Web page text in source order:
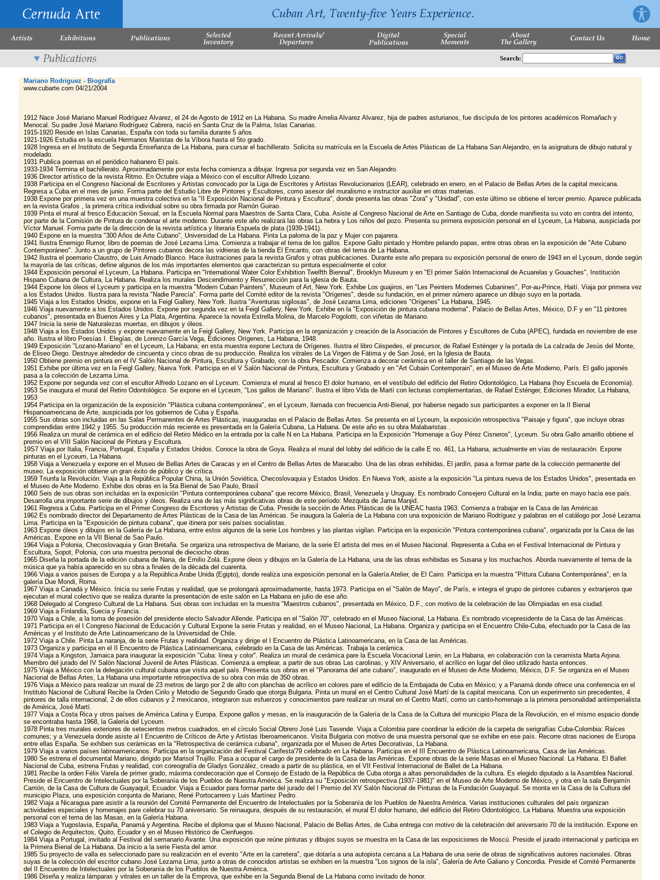
Search:
Mariano Rodriguez - Biografía
www.cubarte.com 04/21/2004
1912 Nace José Mariano Manuel Rodríguez Alvarez, el 24 de Agosto de 1912 en La Habana. Su madre Amelia Alvarez Alvarez, hija de padres asturianos, fue discípula de los pintores académicos Romañach y
Menocal. Su padre José Mariano Rodríguez Cabrera, nació en Santa Cruz de la Palma, Islas Canarias.
1915-1920 Reside en Islas Canarias, España con toda su familia durante 5 años
1921-1926 Estudia en la escuela Hermanos Maristas de la Víbora hasta el 5to grado.
1928 Ingresa en el Instituto de Segunda Enseñanza de La Habana, para cursar el bachillerato. Solicita su matrícula en la Escuela de Artes Plásticas de La Habana San Alejandro, en la asignatura de dibujo natural y
modelado.
1931 Publica poemas en el periódico habanero El país.
1933-1934 Termina el bachillerato. Aproximadamente por esta fecha comienza a dibujar. Ingresa por segunda vez en San Alejandro.
1936 Director artístico de la revista Ritmo. En Octubre viaja a México con el escultor Alfredo Lozano.
1938 Participa en el Congreso Nacional de Escritores y Artistas convocado por la Liga de Escritores y Artistas Revolucionarios (LEAR), celebrado en enero, en el Palacio de Bellas Artes de la capital mexicana.
Regresa a Cuba en el mes de junio. Forma parte del Estudio Libre de Pintores y Escultores, como asesor del muralismo e instructor auxiliar en otras materias.
1938 Expone por primera vez en una muestra colectiva en la "II Exposición Nacional de Pintura y Escultura", donde presenta las obras "Zora" y "Unidad", con este último se obtiene el tercer premio. Aparece publicada
en la revista Grafos , la primera crítica individual sobre su obra firmada por Ramón Guirao.
1939 Pinta el mural al fresco Educación Sexual, en la Escuela Normal para Maestros de Santa Clara, Cuba. Asiste al Congreso Nacional de Arte en Santiago de Cuba, donde manifiesta su voto en contra del intento,
por parte de la Comisión de Pintura de condenar el arte moderno. Durante este año realizará las obras La hebra y Los niños del pozo. Presenta su primera exposición personal en el Lyceum, La Habana, auspiciada por
Víctor Manuel. Forma parte de la dirección de la revista artística y literaria Espuela de plata (1939-1941).
1940 Expone en la muestra "300 Años de Arte Cubano", Universidad de La Habana. Pinta La paloma de la paz y Mujer con pajarera.
1941 Ilustra Enemigo Rumor, libro de poemas de José Lezama Lima. Comienza a trabajar el tema de los gallos. Expone Gallo pintado y Hombre pelando papas, entre otras obras en la exposición de "Arte Cubano
Contemporáneo". Junto a un grupo de Pintores cubanos decora las vidrieras de la tienda El Encanto, con obras del tema de La Habana.
1942 Ilustra el poemario Claustro, de Luis Amado Blanco. Hace ilustraciones para la revista Grafos y otras publicaciones. Durante este año prepara su exposición personal de enero de 1943 en el Lyceum, donde según
la mayoría de las críticas, define algunos de los más importantes elementos que caracterizan su pintura especialmente el color.
1944 Exposición personal el Lyceum, La Habana. Participa en "International Water Color Exhibition Twelfth Biennal", Brooklyn Museum y en "El primer Salón Internacional de Acuarelas y Gouaches", Institución
Hispano Cubana de Cultura, La Habana. Realiza los murales Descendimiento y Resurrección para la iglesia de Bauta.
1944 Expone los óleos el Lyceum y participa en la muestra "Modern Cuban Painters", Museum of Art, New York. Exhibe Los guajiros, en "Les Peinters Modernes Cubanines", Por-au-Prince, Haití. Viaja por primera vez
a los Estados Unidos. Ilustra para la revista "Nadie Parecía". Forma parte del Comité editor de la revista "Orígenes", desde su fundación, en el primer número aparece un dibujo suyo en la portada.
1945 Viaja a los Estados Unidos, expone en la Feigl Gallery, New York. Ilustra "Aventuras sigilosas", de José Lezama Lima, ediciones "Orígenes" La Habana, 1945.
1946 Viaja nuevamente a los Estados Unidos. Expone por segunda vez en la Feigl Gallery, New York. Exhibe en la "Exposición de pintura cubana moderna", Palacio de Bellas Artes, México, D.F y en "11 pintores
cubanos", presentada en Buenos Aires y La Plata, Argentina. Aparece la novela Estrella Molina, de Marcelo Pogolotti, con viñetas de Mariano.
1947 Inicia la serie de Naturalezas muertas, en dibujos y óleos.
1948 Viaja a los Estados Unidos y expone nuevamente en la Feigl Gallery, New York. Participa en la organización y creación de la Asociación de Pintores y Escultores de Cuba (APEC), fundada en noviembre de ese
año. Ilustra el libro Poesías I. Elegías, de Lorenzo García Vega, Ediciones Orígenes, La Habana, 1948.
1949 Exposición "Lozano-Mariano" en el Lyceum, La Habana; en esta muestra expone Lectura de Orígenes. Ilustra el libro Céspedes, el precursor, de Rafael Esténger y la portada de La calzada de Jesús del Monte,
de Eliseo Diego. Destruye alrededor de cincuenta y cinco obras de su producción. Realiza los vitrales de La Virgen de Fátima y de San José, en la Iglesia de Bauta.
1950 Obtiene premio en pintura en el IV Salón Nacional de Pintura, Escultura y Grabado, con la obra Pescador. Comienza a decorar cerámica en el taller de Santiago de las Vegas.
1951 Exhibe por última vez en la Feigl Gallery, Nueva York. Participa en el V Salón Nacional de Pintura, Escultura y Grabado y en "Art Cubain Contemporain", en el Museo de Arte Moderno, París. El gallo japonés
pasa a la colección de Lezama Lima.
1952 Expone por segunda vez con el escultor Alfredo Lozano en el Lyceum. Comienza el mural al fresco El dolor humano, en el vestíbulo del edificio del Retiro Odontológico, La Habana (hoy Escuela de Economía).
1953 Se inaugura el mural del Retiro Odontológico. Se expone en el Lyceum, "Los gallos de Mariano". Ilustra el libro Vida de Martí con lecturas complementarias, de Rafael Esténger, Ediciones Mirador, La Habana,
1953
1954 Participa en la organización de la exposición "Plástica cubana contemporánea", en el Lyceum, llamada con frecuencia Anti-Bienal, por haberse negado sus participantes a exponer en la II Bienal
Hispanoamericana de Arte, auspiciada por los gobiernos de Cuba y España.
1955 Sus obras son incluidas en las Salas Permanentes de Artes Plásticas, inauguradas en el Palacio de Bellas Artes. Se presenta en el Lyceum, la exposición retrospectiva "Paisaje y figura", que incluye obras
comprendidas entre 1942 y 1955. Su producción más reciente es presentada en la Galería Cubana, La Habana. De este año es su obra Malabaristas .
1956 Realiza un mural de cerámica en el edificio del Retiro Médico en la entrada por la calle N en La Habana. Participa en la Exposición "Homenaje a Guy Pérez Cisneros", Lyceum. Su obra Gallo amarillo obtiene el
premio en el VIII Salón Nacional de Pintura y Escultura.
19S7 Viaja por Italia, Francia, Portugal, España y Estados Unidos. Conoce la obra de Goya. Realiza el mural del lobby del edificio de la calle E no. 461, La Habana, actualmente en vías de restauración. Expone
pinturas en el Lyceum, La Habana.
1958 Viaja a Venezuela y expone en el Museo de Bellas Artes de Caracas y en el Centro de Bellas Artes de Maracaibo. Una de las obras exhibidas, El jardín, pasa a formar parte de la colección permanente del
museo. La exposición obtiene un gran éxito de público y de crítica.
1959 Triunfa la Revolución. Viaja a la República Popular China, la Unión Soviética, Checoslovaquia y Estados Unidos. En Nueva York, asiste a la exposición "La pintura nueva de los Estados Unidos", presentada en
el Museo de Arte Moderno. Exhibe dos obras en la 5ta Bienal de Sao Paulo, Brasil
1960 Seis de sus obras son incluidas en la exposición "Pintura contemporánea cubana" que recorre México, Brasil, Venezuela y Uruguay. Es nombrado Consejero Cultural en la India; parte en mayo hacia ese país.
Desarrolla una importante serie de dibujos y óleos. Realiza una de las más significativas obras de este período: Mezquita de Jama Manjid.
1961 Regresa a Cuba. Participa en el Primer Congreso de Escritores y Artistas de Cuba. Preside la sección de Artes Plásticas de la UNEAC hasta 1963. Comienza a trabajar en la Casa de las Américas
1962 Es nombrado director del Departamento de Artes Plásticas de la Casa de las Américas. Se inaugura la Galería de La Habana con una exposición de Mariano Rodríguez y palabras en el catálogo por José Lezama
Lima. Participa en la "Exposición de pintura cubana", que itinera por seis países socialistas.
1963 Expone óleos y dibujos en la Galería de La Habana, entre estos algunos de la serie Los hombres y las plantas vigilan. Participa en la exposición "Pintura contemporánea cubana", organizada por la Casa de las
Américas. Expone en la VII Bienal de Sao Paulo.
1964 Viaja a Polonia, Checoslovaquia y Gran Bretaña. Se organiza una retrospectiva de Mariano, de la serie El artista del mes en el Museo Nacional. Representa a Cuba en el Festival Internacional de Pintura y
Escultura, Sopot, Polonia, con una muestra personal de dieciocho obras.
1965 Diseña la portada de la edición cubana de Nana, de Emilio Zolá. Expone óleos y dibujos en la Galería de La Habana, una de las obras exhibidas es Susana y los muchachos. Aborda nuevamente el tema de la
música que ya había aparecido en su obra a finales de la década del cuarenta.
1966 Viaja a varios países de Europa y a la República Arabe Unida (Egipto), donde realiza una exposición personal en la Galería Atelier, de El Cairo. Participa en la muestra "Pittura Cubana Contemporánea", en la
galería Due Mondi, Roma.
1967 Viaja a Canadá y México. Inicia su serie Frutas y realidad, que se prolongará aproximadamente, hasta 1973. Participa en el "Salón de Mayo", de París, e integra el grupo de pintores cubanos y extranjeros que
ejecutan el mural colectivo que se realiza durante la presentación de este salón en La Habana en julio de ese año.
1968 Delegado al Congreso Cultural de La Habana. Sus obras son incluidas en la muestra "Maestros cubanos", presentada en México, D.F., con motivo de la celebración de las Olimpiadas en esa ciudad.
1969 Viaja a Finlandia, Suecia y Francia.
1970 Viaja a Chile, a la toma de posesión del presidente electo Salvador Allende. Participa en el "Salón 70", celebrado en el Museo Nacional, La Habana. Es nombrado vicepresidente de la Casa de las Américas.
1971 Participa en el I Congreso Nacional de Educación y Cultural Expone la serie Frutas y realidad, en el Museo Nacional, La Habana. Organiza y participa en el Encuentro Chile-Cuba, efectuado por la Casa de las
Américas y el Instituto de Arte Latinoamericano de la Universidad de Chile.
1972 Viaja a Chile. Pinta La naranja, de la serie Frutas y realidad. Organiza y dirige el I Encuentro de Plástica Latinoamericana, en la Casa de las Américas.
1973 Organiza y participa en el II Encuentro de Plástica Latinoamericana, celebrado en la Casa de las Américas. Trabaja la cerámica.
1974 Viaja a Kingston, Jamaica para inaugurar la exposición "Cuba: línea y color". Realiza un mural de cerámica pare la Escuela Vocacional Lenin, en La Habana, en colaboración con la ceramista Marta Arjona.
Miembro del jurado del IV Salón Nacional Juvenil de Artes Plásticas. Comienza a emplear, a partir de sus obras Las carolinas, y XIV Aniversario, el acrílico en lugar del óleo utilizado hasta entonces.
1975 Viaja a México con la delegación cultural cubana que visita aquel país. Presenta sus obras en el "Panorama del arte cubano", inaugurado en el Museo de Arte Moderno, México, D.F. Se organiza en el Museo
Nacional de Bellas Artes, La Habana una importante retrospectiva de su obra con más de 350 obras.
1976 Viaja a México para realizar un mural de 23 metros de largo por 2 de alto con planchas de acrílico en colores pare el edificio de la Embajada de Cuba en México; y a Panamá donde ofrece una conferencia en el
Instituto Nacional de Cultural Recibe la Orden Cirilo y Metodio de Segundo Grado que otorga Bulgaria. Pinta un mural en el Centro Cultural José Martí de la capital mexicana. Con un experimento sin precedentes, 4
pintores de talla internacional, 2 de ellos cubanos y 2 mexicanos, integraron sus esfuerzos y conocimientos pare realizar un mural en el Centro Martí, como un canto-homenaje a la primera personalidad antiimperialista
de América, José Martí.
1977 Viaja a Costa Rica y otros países de América Latina y Europa. Expone gallos y mesas, en la inauguración de la Galería de la Casa de la Cultura del municipio Plaza de la Revolución, en el mismo espacio donde
se encontraba hasta 1968, la Galería del Lyceum.
1978 Pinta tres murales exteriores de setecientos metros cuadrados, en el círculo Social Obrero José Luis Tasende. Viaja a Colombia pare coordinar la edición de la carpeta de serigrafías Cuba-Colombia: Raíces
comunes; y a Venezuela donde asiste al I Encuentro de Críticos de Arte y Artistas Iberoamericanos. Visita Bulgaria con motivo de una muestra personal que se exhibe en ese país. Recorre otras naciones de Europa
entre ellas España. Se exhiben sus cerámicas en la "Retrospectiva de cerámica cubana", organizada por el Museo de Artes Decorativas, La Habana.
1979 Viaja a varios países latinoamericanos. Participa en la organización del Festival Carifesta'79 celebrado en La Habana. Participa en el III Encuentro de Plástica Latinoamericana, Casa de las Américas.
1980 Se estrena el documental Mariano, dirigido por Marisol Trujillo. Pasa a ocupar el cargo de presidente de la Casa de las Américas. Expone obras de la serie Masas en el Museo Nacional. La Habana. El Ballet
Nacional de Cuba, estrena Frutas y realidad, con coreografía de Gladys González, creado a partir de su plástica, en el VII Festival Internacional de Ballet de La Habana.
1981 Recibe la orden Félix Varela de primer grado, máxima condecoración que el Consejo de Estado de la República de Cuba otorga a altas personalidades de la cultura. Es elegido diputado a la Asamblea Nacional.
Preside el Encuentro de Intelectuales por la Soberanía de los Pueblos de Nuestra América. Se realiza su "Exposición retrospectiva (1937-1981)" en el Museo de Arte Moderno de México, y otra en la sala Benjamín
Carrión, de la Casa de Cultura de Guayaquil, Ecuador. Viaja a Ecuador para formar parte del jurado del I Premio del XV Salón Nacional de Pinturas de la Fundación Guayaquil. Se monta en la Casa de la Cultura del
municipio Plaza, una exposición conjunta de Mariano, René Portocarrero y Luis Martínez Pedro.
1982 Viaja a Nicaragua pare asistir a la reunión del Comité Permanente del Encuentro de Intelectuales por la Soberanía de los Pueblos de Nuestra América. Varias instituciones culturales del país organizan
actividades especiales y homenajes pare celebrar su 70 aniversario. Se reinaugura, después de su restauración, el mural El dolor humano, del edificio del Retiro Odontológico, La Habana. Muestra una exposición
personal con el tema de las Masas, en la Galería Habana.
1983 Viaja a Yugoslavia, España, Panamá y Argentina. Recibe el diploma que el Museo Nacional, Palacio de Bellas Artes, de Cuba entrega con motivo de la celebración del aniversario 70 de la institución. Expone en
el Colegio de Arquitectos, Quito, Ecuador y en el Museo Histórico de Cienfuegos.
1984 Viaja a Portugal, invitado al Festival del semanario Avante. Una exposición que reúne pinturas y dibujos suyos se muestra en la Casa de las exposiciones de Moscú. Preside el jurado internacional y participa en
la Primera Bienal de La Habana. Da inicio a la serie Fiesta del amor.
1985 Su proyecto de valla es seleccionado pare su realización en el evento "Arte en la carretera", que dotaría a una autopista cercana a La Habana de una serie de obras de significativos autores nacionales. Obras
suyas de la colección del escritor cubano José Lezama Lima, junto a otras de conocidos artistas se exhiben en la muestra "Los signos de la isla", Galería de Arte Galiano y Concordia. Preside el Comité Permanente
del II Encuentro de Intelectuales por la Soberanía de los Pueblos de Nuestra América.
1986 Diseña y realiza lámparas y vitrales en un taller de la Emprova, que exhibe en la Segunda Bienal de La Habana como invitado de honor.